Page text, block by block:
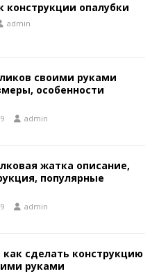
конструкции опалубки
admin
своими руками
особенности
admin
жатка описание,
популярные
admin
сделать конструкцию
руками